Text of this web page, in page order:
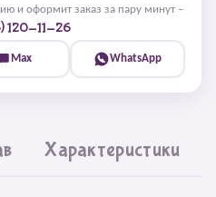
и оформит заказ за пару минут –
120-11-26
Max WhatsApp
Характеристики